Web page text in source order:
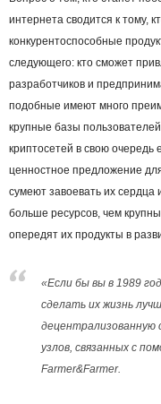
интернета сводится к тому,
конкурентоспособные
следующего: кто сможет
разработчиков и
подобные имеют много
крупные базы
криптосетей в свою очередь
ценностное предложение
сумеют завоевать их сердца
больше ресурсов, чем
опередят их продукты в
«Если бы вы в 1989
сделать их жизнь
узлов, связанных с
Farmer&Farmer.